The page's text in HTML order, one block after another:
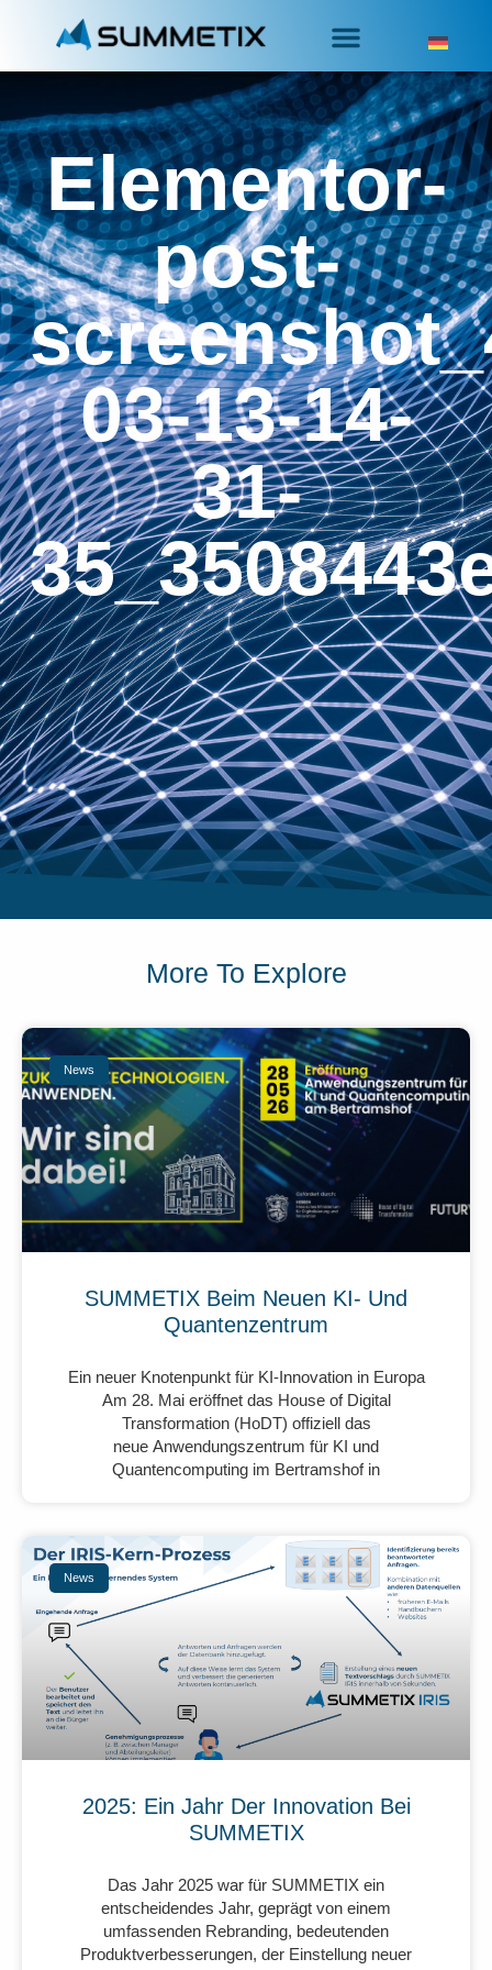
Elementor-
post-
03-13-14-
31-
More To Explore
News
SUMMETIX Beim Neuen KI- Und
Quantenzentrum
Ein neuer Knotenpunkt für KI-Innovation in Europa
Am 28. Mai eröffnet das House of Digital
Transformation (HoDT) offiziell das
neue Anwendungszentrum für KI und
Quantencomputing im Bertramshof in
News
2025: Ein Jahr Der Innovation Bei
SUMMETIX
Das Jahr 2025 war für SUMMETIX ein
entscheidendes Jahr, geprägt von einem
umfassenden Rebranding, bedeutenden
Produktverbesserungen, der Einstellung neuer